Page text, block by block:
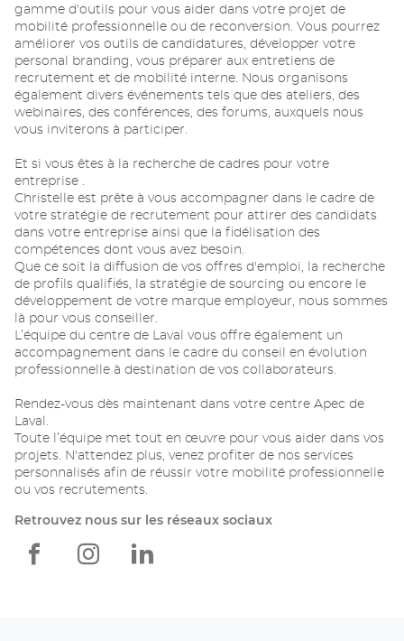
gamme d'outils pour vous aider dans votre projet de
mobilité professionnelle ou de reconversion. Vous pourrez
améliorer vos outils de candidatures, développer votre
personal branding, vous préparer aux entretiens de
recrutement et de mobilité interne. Nous organisons
également divers événements tels que des ateliers, des
webinaires, des conférences, des forums, auxquels nous
vous inviterons à participer.
Et si vous êtes à la recherche de cadres pour votre
entreprise .
Christelle est prête à vous accompagner dans le cadre de
votre stratégie de recrutement pour attirer des candidats
dans votre entreprise ainsi que la fidélisation des
compétences dont vous avez besoin.
Que ce soit la diffusion de vos offres d'emploi, la recherche
de profils qualifiés, la stratégie de sourcing ou encore le
développement de votre marque employeur, nous sommes
là pour vous conseiller.
L’équipe du centre de Laval vous offre également un
accompagnement dans le cadre du conseil en évolution
professionnelle à destination de vos collaborateurs.
Rendez-vous dès maintenant dans votre centre Apec de
Laval.
Toute l’équipe met tout en œuvre pour vous aider dans vos
projets. N'attendez plus, venez profiter de nos services
personnalisés afin de réussir votre mobilité professionnelle
ou vos recrutements.
Retrouvez nous sur les réseaux sociaux
ApecApecApec